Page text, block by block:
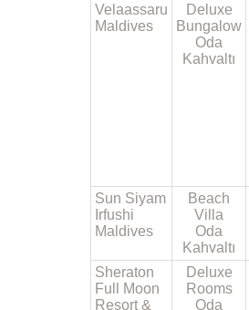
Velaassaru
Maldives
Deluxe
Bungalow
Oda
Kahvaltı
Sun Siyam
Irfushi
Maldives
Beach
Villa
Oda
Kahvaltı
Sheraton
Full Moon
Resort &
Deluxe
Rooms
Oda